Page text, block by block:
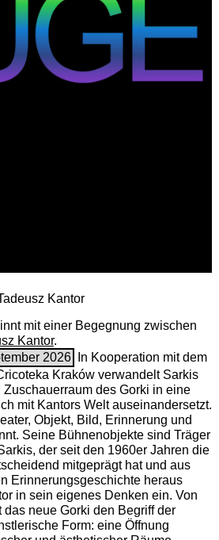
Kantor
mit einer Begegnung zwischen
Kantor.
2026
In Kooperation mit dem
Kraków verwandelt Sarkis
des Gorki in eine
mit Kantors Welt auseinandersetzt.
Objekt, Bild, Erinnerung und
Seine Bühnenobjekte sind Träger
der seit den 1960er Jahren die
mitgeprägt hat und aus
­Erinnerungsgeschichte heraus
in sein eigenes Denken ein. Von
das neue Gorki den Begriff der
Form: eine Öffnung